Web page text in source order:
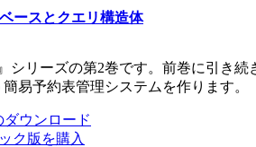
ースとクエリ構造体
シリーズの第2巻です。前巻に引き
易予約表管理システムを作ります。
ダウンロード
ク版を購入